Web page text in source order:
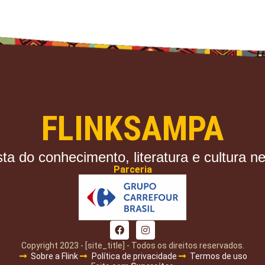
FLINKSAMPA
do conhecimento, literatura e cultura
Parceria
Copyright 2023 - [site_title] - Todos os direitos reservados.
Sobre a Flink
Política de privacidade
Termos de uso